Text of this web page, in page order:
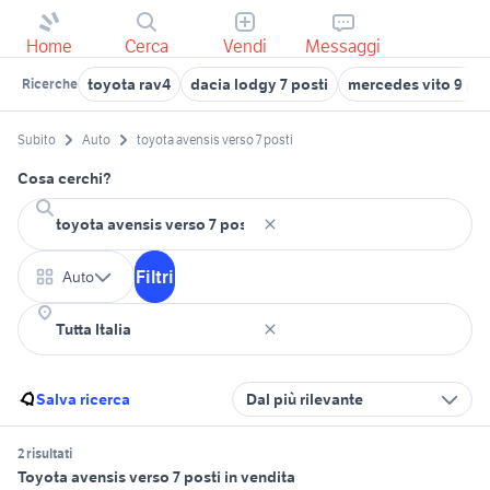
Home Cerca Vendi Messaggi
Ricerche toyota rav4 dacia lodgy 7 posti mercedes vito 9
Subito Auto toyota avensis verso 7 posti
Cosa cerchi?
Auto Filtri
Salva ricerca Dal più rilevante
2 risultati
Toyota avensis verso 7 posti in vendita